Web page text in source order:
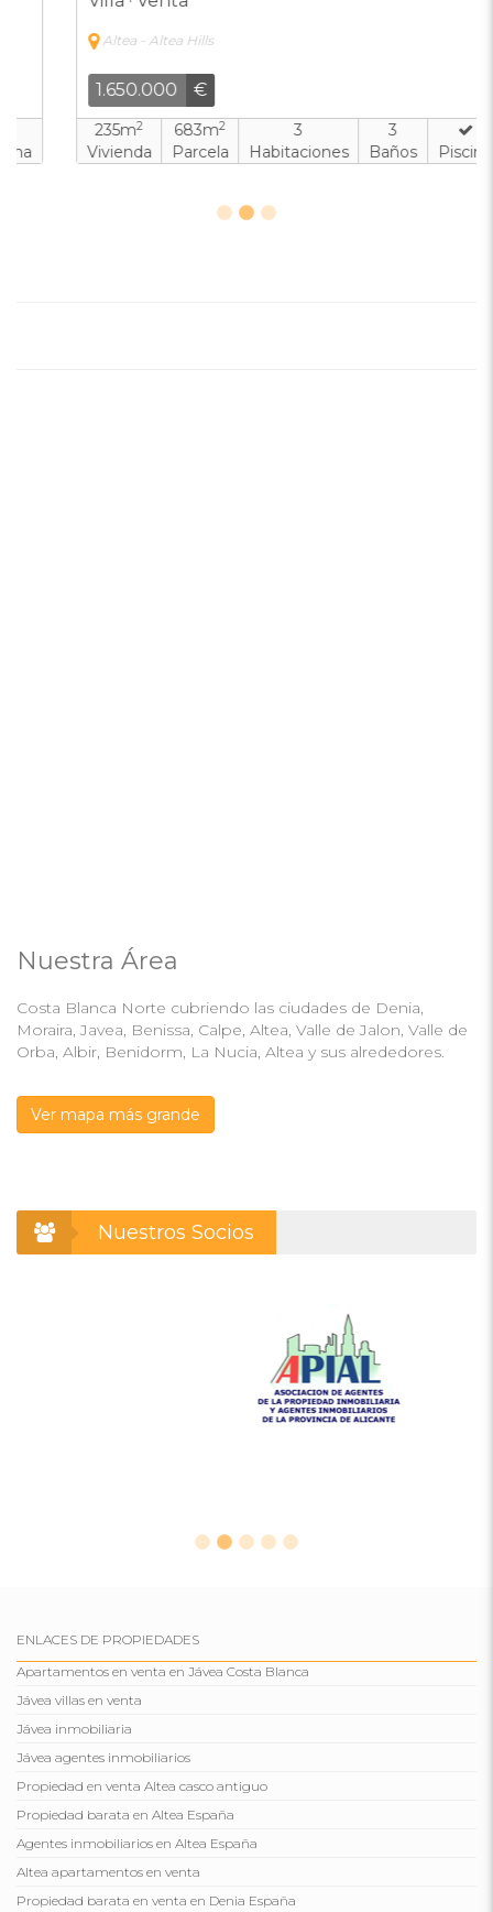
Altea - Altea Hills
1.650.000 €
2
Vivienda
683m2
Parcela
Habitaciones
Baños
Piscina
Nuestra Área
Costa Blanca Norte cubriendo las ciudades de Denia,
Moraira, Javea, Benissa, Calpe, Altea, Valle de Jalon, Valle de
Orba, Albir, Benidorm, La Nucia, Altea y sus alrededores.
Ver mapa más grande
Nuestros Socios
ENLACES DE PROPIEDADES
Apartamentos en venta en Jávea Costa Blanca
Jávea villas en venta
Jávea inmobiliaria
Jávea agentes inmobiliarios
Propiedad en venta Altea casco antiguo
Propiedad barata en Altea España
Agentes inmobiliarios en Altea España
Altea apartamentos en venta
Propiedad barata en venta en Denia España